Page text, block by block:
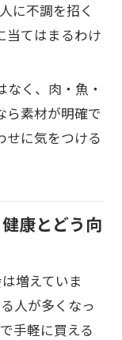
に不調を招く
当てはまるわけ
く、肉・魚・
ら素材が明確で
せに気をつける
康とどう向
増えていま
人が多くなっ
手軽に買える